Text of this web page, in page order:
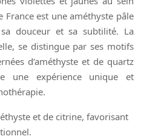
France est une améthyste pâle
douceur et sa subtilité. La
se distingue par ses motifs
d’améthyste et de quartz
une expérience unique et
et de citrine, favorisant